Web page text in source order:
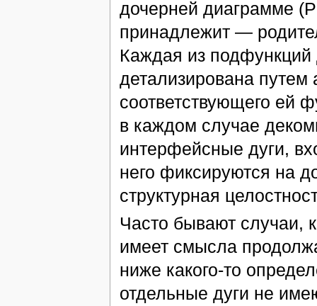
дочерней диаграмме
принадлежит —
Каждая из
детализирована путем
соответствующего ей
в каждом случае
интерфейсные дуги,
него фиксируются на
структурная
Часто бывают случаи,
имеет смысла
ниже какого-то
отдельные дуги не